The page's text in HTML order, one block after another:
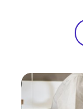
force
aux